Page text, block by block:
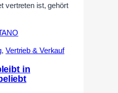
vertreten ist, gehört
, Vertrieb & Verkauf
in